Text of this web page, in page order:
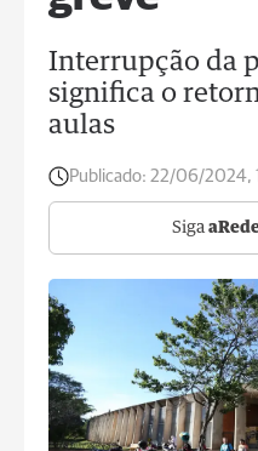
Interrupção da
significa o
aulas
Publicado: 22/06/2024,
Siga